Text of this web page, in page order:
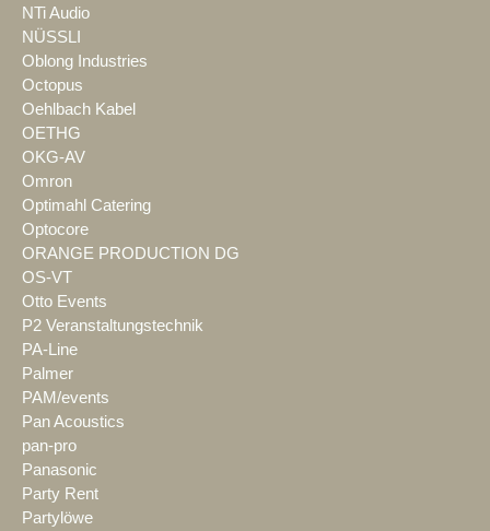
NTi Audio
NÜSSLI
Oblong Industries
Octopus
Oehlbach Kabel
OETHG
OKG-AV
Omron
Optimahl Catering
Optocore
ORANGE PRODUCTION DG
OS-VT
Otto Events
P2 Veranstaltungstechnik
PA-Line
Palmer
PAM/events
Pan Acoustics
pan-pro
Panasonic
Party Rent
Partylöwe